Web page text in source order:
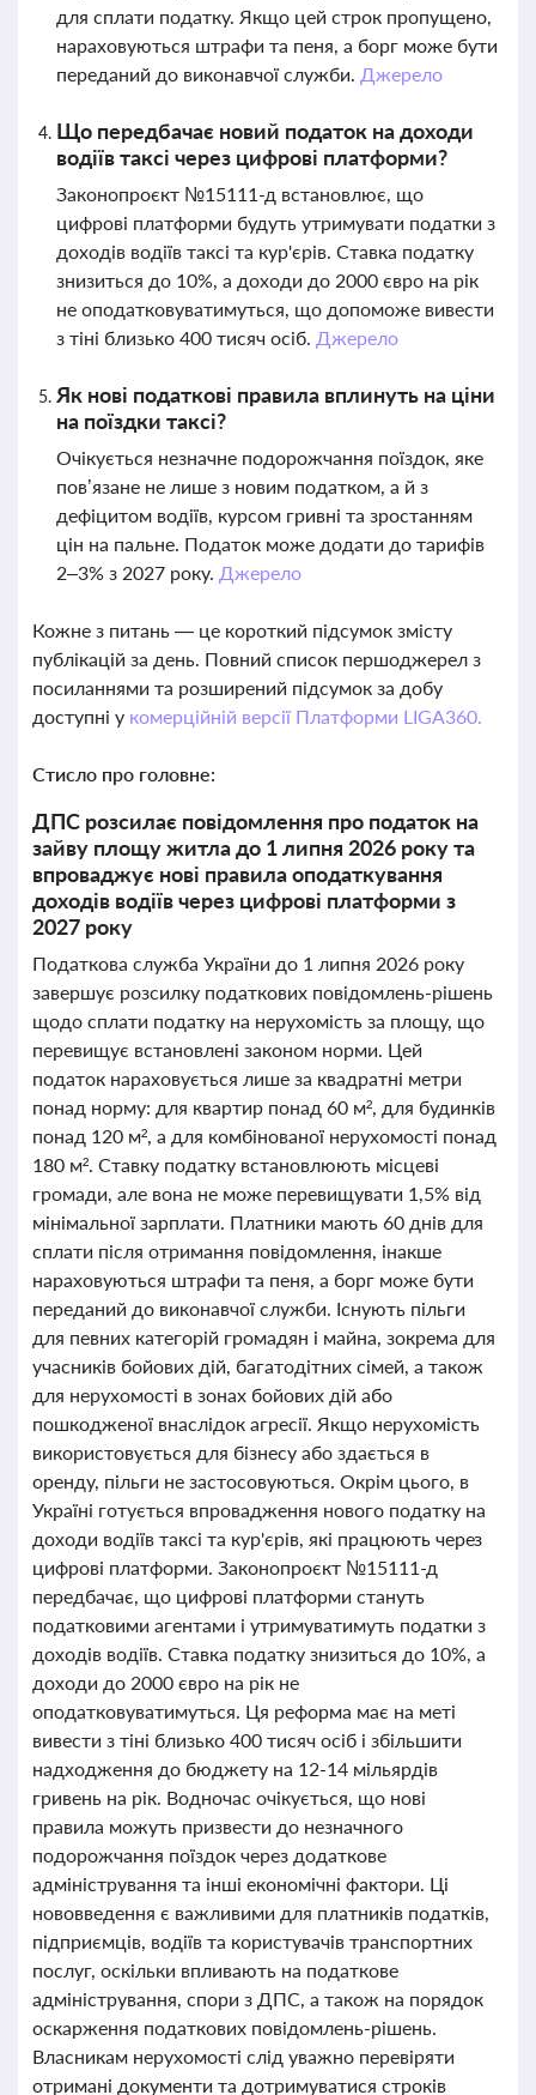
для сплати податку. Якщо цей строк пропущено,
нараховуються штрафи та пеня, а борг може бути
переданий до виконавчої служби. Джерело
Що передбачає новий податок на доходи
водіїв таксі через цифрові платформи?
Законопроєкт №15111-д встановлює, що
цифрові платформи будуть утримувати податки з
доходів водіїв таксі та кур'єрів. Ставка податку
знизиться до 10%, а доходи до 2000 євро на рік
не оподатковуватимуться, що допоможе вивести
з тіні близько 400 тисяч осіб. Джерело
Як нові податкові правила вплинуть на ціни
на поїздки таксі?
Очікується незначне подорожчання поїздок, яке
пов’язане не лише з новим податком, а й з
дефіцитом водіїв, курсом гривні та зростанням
цін на пальне. Податок може додати до тарифів
2–3% з 2027 року. Джерело
Кожне з питань — це короткий підсумок змісту
публікацій за день. Повний список першоджерел з
посиланнями та розширений підсумок за добу
доступні у комерційній версії Платформи LIGA360.
Стисло про головне:
ДПС розсилає повідомлення про податок на
зайву площу житла до 1 липня 2026 року та
впроваджує нові правила оподаткування
доходів водіїв через цифрові платформи з
2027 року
Податкова служба України до 1 липня 2026 року
завершує розсилку податкових повідомлень-рішень
щодо сплати податку на нерухомість за площу, що
перевищує встановлені законом норми. Цей
податок нараховується лише за квадратні метри
понад норму: для квартир понад 60 м², для будинків
понад 120 м², а для комбінованої нерухомості понад
180 м². Ставку податку встановлюють місцеві
громади, але вона не може перевищувати 1,5% від
мінімальної зарплати. Платники мають 60 днів для
сплати після отримання повідомлення, інакше
нараховуються штрафи та пеня, а борг може бути
переданий до виконавчої служби. Існують пільги
для певних категорій громадян і майна, зокрема для
учасників бойових дій, багатодітних сімей, а також
для нерухомості в зонах бойових дій або
пошкодженої внаслідок агресії. Якщо нерухомість
використовується для бізнесу або здається в
оренду, пільги не застосовуються. Окрім цього, в
Україні готується впровадження нового податку на
доходи водіїв таксі та кур'єрів, які працюють через
цифрові платформи. Законопроєкт №15111-д
передбачає, що цифрові платформи стануть
податковими агентами і утримуватимуть податки з
доходів водіїв. Ставка податку знизиться до 10%, а
доходи до 2000 євро на рік не
оподатковуватимуться. Ця реформа має на меті
вивести з тіні близько 400 тисяч осіб і збільшити
надходження до бюджету на 12-14 мільярдів
гривень на рік. Водночас очікується, що нові
правила можуть призвести до незначного
подорожчання поїздок через додаткове
адміністрування та інші економічні фактори. Ці
нововведення є важливими для платників податків,
підприємців, водіїв та користувачів транспортних
послуг, оскільки впливають на податкове
адміністрування, спори з ДПС, а також на порядок
оскарження податкових повідомлень-рішень.
Власникам нерухомості слід уважно перевіряти
отримані документи та дотримуватися строків